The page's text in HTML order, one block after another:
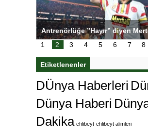
Salihli Sporcuları Kuraş’ta
1 2 3 4 5 6 7 8
Etiketlenenler
DÜnya Haberleri
Dünya Haberi
Dakika ehlibeyt ehlibeyt alimleri